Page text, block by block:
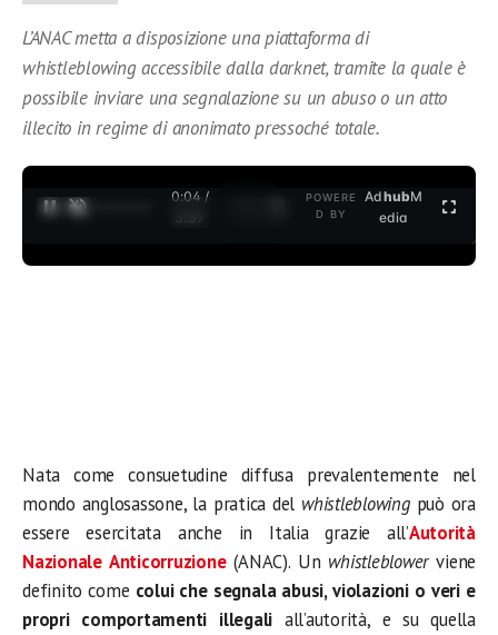
L’ANAC metta a disposizione una piattaforma di
whistleblowing accessibile dalla darknet, tramite la quale è
possibile inviare una segnalazione su un abuso o un atto
illecito in regime di anonimato pressoché totale.
0:04 /
3:37
POWERE
D BY
AdhubM
edia
Nata come consuetudine diffusa prevalentemente nel
mondo anglosassone, la pratica del whistleblowingpuò ora
essere esercitata anche in Italia grazie all’Autorità
Nazionale Anticorruzione(ANAC). Un whistleblowerviene
definito come colui che segnala abusi, violazioni o veri e
propri comportamenti illegali all’autorità, e su quella